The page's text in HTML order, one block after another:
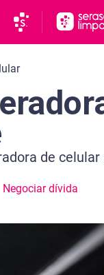
de
Negociar dívida